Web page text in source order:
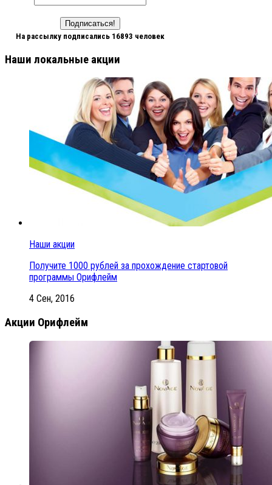
На рассылку подписались 16893 человек
Наши локальные акции
Наши акции
Получите 1000 рублей за прохождение стартовой
программы Орифлейм
4 Сен, 2016
Акции Орифлейм